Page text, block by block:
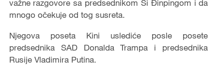
važne razgovore sa predsednikom Si Đinpingom i da
mnogo očekuje od tog susreta.
Njegova poseta Kini uslediće posle posete
predsednika SAD Donalda Trampa i predsednika
Rusije Vladimira Putina.